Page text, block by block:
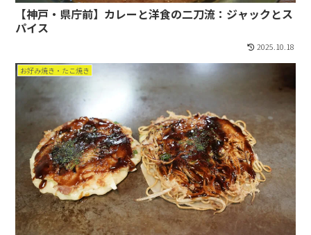
【神戸・県庁前】カレーと洋食の二刀流：ジャックとス
パイス
2025.10.18
お好み焼き・たこ焼き